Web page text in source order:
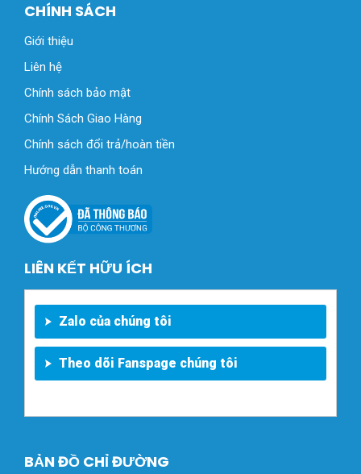
CHÍNH SÁCH
Giới thiệu
Liên hệ
Chính sách bảo mật
Chính Sách Giao Hàng
Chính sách đổi trả/hoàn tiền
Hướng dẫn thanh toán
LIÊN KẾT HỮU ÍCH
Zalo của chúng tôi
Theo dõi Fanspage chúng tôi
BẢN ĐỒ CHỈ ĐƯỜNG